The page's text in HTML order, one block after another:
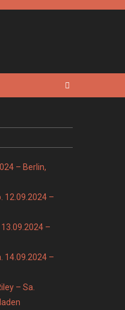
– Berlin,
12.09.2024 –
–
14.09.2024 –
– Sa.